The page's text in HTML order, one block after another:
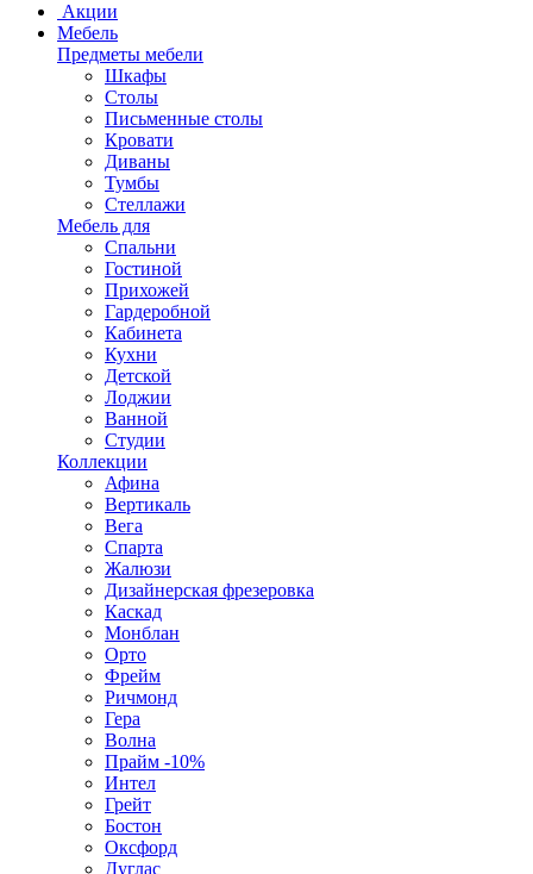
Акции
Мебель
Предметы мебели
Шкафы
Столы
Письменные столы
Кровати
Диваны
Тумбы
Стеллажи
Мебель для
Спальни
Гостиной
Прихожей
Гардеробной
Кабинета
Кухни
Детской
Лоджии
Ванной
Студии
Коллекции
Афина
Вертикаль
Вега
Спарта
Жалюзи
Дизайнерская фрезеровка
Каскад
Монблан
Орто
Фрейм
Ричмонд
Гера
Волна
Прайм -10%
Интел
Грейт
Бостон
Оксфорд
Дуглас